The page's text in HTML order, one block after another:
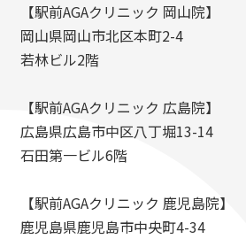
【駅前AGAクリニック 岡山院】
岡山県岡山市北区本町2-4
若林ビル2階
【駅前AGAクリニック 広島院】
広島県広島市中区八丁堀13-14
石田第一ビル6階
【駅前AGAクリニック 鹿児島院】
鹿児島県鹿児島市中央町4-34